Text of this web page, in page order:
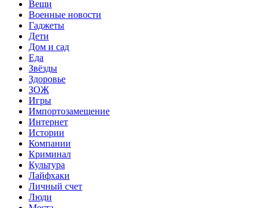
Вещи
Военные новости
Гаджеты
Дети
Дом и сад
Еда
Звёзды
Здоровье
ЗОЖ
Игры
Импортозамещение
Интернет
Истории
Компании
Криминал
Культура
Лайфхаки
Личный счет
Люди